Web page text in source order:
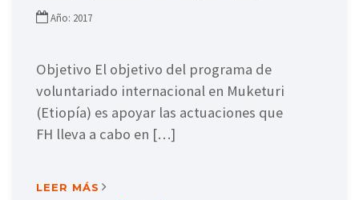
Año: 2017
Objetivo El objetivo del programa de
voluntariado internacional en Muketuri
(Etiopía) es apoyar las actuaciones que
FH lleva a cabo en […]
LEER MÁS